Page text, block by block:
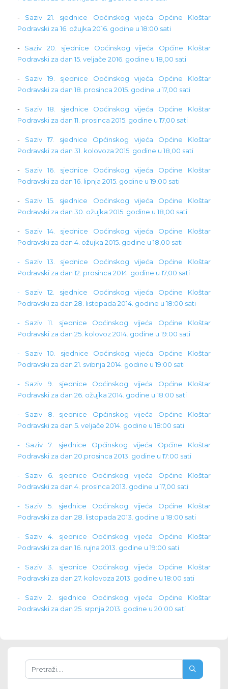
- Saziv 21. sjednice Općinskog vijeća Općine Kloštar
Podravski za 16. ožujka 2016. godine u 18:00 sati
- Saziv 20. sjednice Općinskog vijeća Općine Kloštar
Podravski za dan 15. veljače 2016. godine u 18,00 sati
- Saziv 19. sjednice Općinskog vijeća Općine Kloštar
Podravski za dan 18. prosinca 2015. godine u 17,00 sati
- Saziv 18. sjednice Općinskog vijeća Općine Kloštar
Podravski za dan 11. prosinca 2015. godine u 17,00 sati
- Saziv 17. sjednice Općinskog vijeća Općine Kloštar
Podravski za dan 31. kolovoza 2015. godine u 18,00 sati
- Saziv 16. sjednice Općinskog vijeća Općine Kloštar
Podravski za dan 16. lipnja 2015. godine u 19,00 sati
- Saziv 15. sjednice Općinskog vijeća Općine Kloštar
Podravski za dan 30. ožujka 2015. godine u 18,00 sati
- Saziv 14. sjednice Općinskog vijeća Općine Kloštar
Podravski za dan 4. ožujka 2015. godine u 18,00 sati
- Saziv 13. sjednice Općinskog vijeća Općine Kloštar
Podravski za dan 12. prosinca 2014. godine u 17,00 sati
- Saziv 12. sjednice Općinskog vijeća Općine Kloštar
Podravski za dan 28. listopada 2014. godine u 18:00 sati
- Saziv 11. sjednice Općinskog vijeća Općine Kloštar
Podravski za dan 25. kolovoz 2014. godine u 19:00 sati
- Saziv 10. sjednice Općinskog vijeća Općine Kloštar
Podravski za dan 21. svibnja 2014. godine u 19:00 sati
- Saziv 9. sjednice Općinskog vijeća Općine Kloštar
Podravski za dan 26. ožujka 2014. godine u 18:00 sati
- Saziv 8. sjednice Općinskog vijeća Općine Kloštar
Podravski za dan 5. veljače 2014. godine u 18:00 sati
- Saziv 7. sjednice Općinskog vijeća Općine Kloštar
Podravski za dan 20.prosinca 2013. godine u 17:00 sati
- Saziv 6. sjednice Općinskog vijeća Općine Kloštar
Podravski za dan 4. prosinca 2013. godine u 17,00 sati
- Saziv 5. sjednice Općinskog vijeća Općine Kloštar
Podravski za dan 28. listopada 2013. godine u 18:00 sati
- Saziv 4. sjednice Općinskog vijeća Općine Kloštar
Podravski za dan 16. rujna 2013. godine u 19:00 sati
- Saziv 3. sjednice Općinskog vijeća Općine Kloštar
Podravski za dan 27. kolovoza 2013. godine u 18:00 sati
- Saziv 2. sjednice Općinskog vijeća Općine Kloštar
Podravski za dan 25. srpnja 2013. godine u 20:00 sati